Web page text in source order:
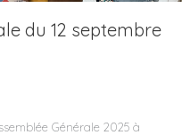
du 12 septembre
Générale 2025 à